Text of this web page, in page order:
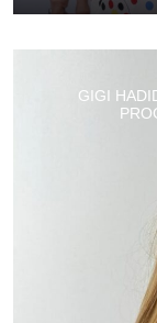
GIGI